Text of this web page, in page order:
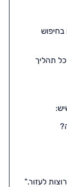
תהליך
לעזור."